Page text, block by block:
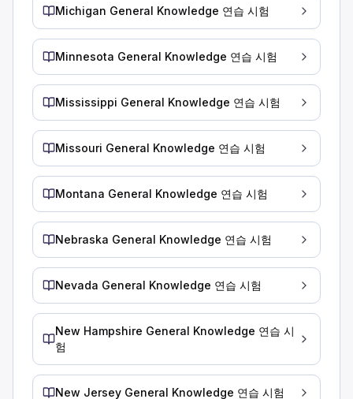
화물은 100마일마다 검사해야 합니다.
화물이 100파운드 미만이면 고정할 필요가 없습니다.
중량 제한은 운영 중인 주에 따라 결정됩니다.
정지 상태에서 출발할 때 구동 바퀴가 헛돌기 시작하면 어떻게
엔진을 끄십시오.
가속 페달에서 발을 떼십시오.
엔진 속도를 높이십시오.
출발 시 바퀴가 헛돌면 가속 페달에서 발을 살짝 떼십시오.
무거운 짐을 싣고 오르막길을 오를 때 속도가 느려지면 어떻게
저단 기어로 변속하십시오.
비상등을 켜고 멈추십시오.
속도를 크게 높입니다.
트럭에 무거운 짐을 싣고 언덕을 오를 때 속도가 느려진다면
직선, 평지, 4차선 분리 고속도로의 노변에 주차할 때 반사 삼
차량 후면 5피트 이내에 하나, 후면 약 50피트에 하나, 전면 약
차량 전면 10피트 이내에 하나, 후면 약 50피트에 하나, 후면
차량 후면 10피트 이내에 하나, 후면 약 100피트에 하나, 차량
직선, 수평, 4차선 분할 고속도로에 주차하는 경우 안전을 위
바퀴 및 림의 출발 전 점검에 관한 다음 설명 중 옳은 것은 무엇
깨끗해 보이면 바퀴를 검사할 필요가 없습니다.
Michigan General Knowledge 연습 시험
Minnesota General Knowledge 연습 시험
Mississippi General Knowledge 연습 시험
Missouri General Knowledge 연습 시험
Montana General Knowledge 연습 시험
Nebraska General Knowledge 연습 시험
Nevada General Knowledge 연습 시험
New Hampshire General Knowledge 연습 시
험
New Jersey General Knowledge 연습 시험